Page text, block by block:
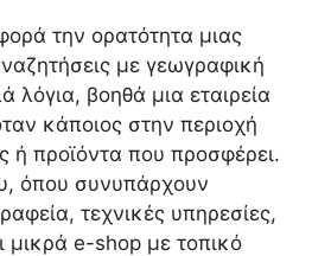
την ορατότητα μιας
με γεωγραφική
βοηθά μια εταιρεία
κάποιος στην περιοχή
ή προϊόντα που προσφέρει.
όπου συνυπάρχουν
τεχνικές υπηρεσίες,
μικρά e-shop με τοπικό